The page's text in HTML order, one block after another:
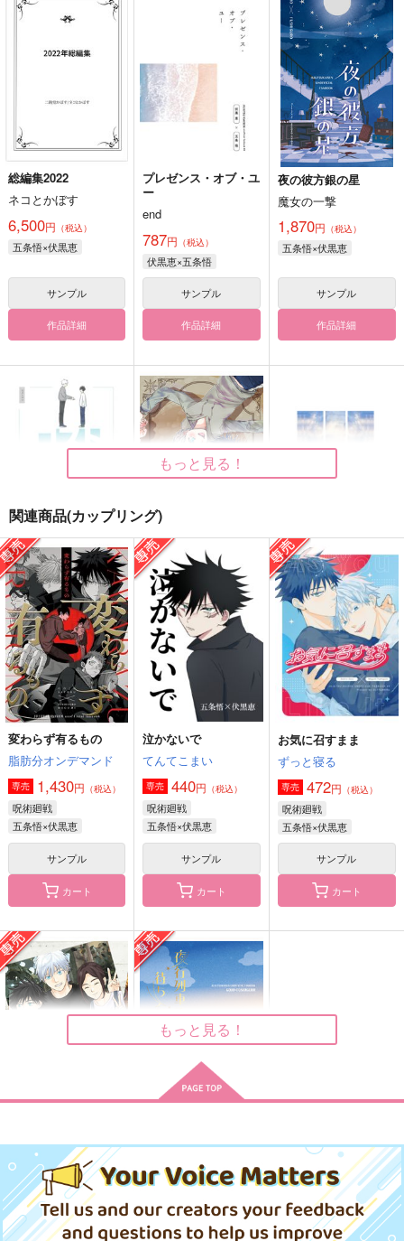
総編集2022
ネコとかぼす
6,500円 （税込）
五条悟×伏黒恵
サンプル
作品詳細
プレゼンス・オブ・ユ
ー
end
787円 （税込）
伏黒恵×五条悟
サンプル
作品詳細
夜の彼方銀の星
魔女の一撃
1,870円 （税込）
五条悟×伏黒恵
サンプル
作品詳細
ロストマン
うたたね
1,572円（税込）
五条悟×伏黒恵
サンプル
作品詳細
Cappuccino
点呼
787円（税込）
五条悟×伏黒恵
サンプル
作品詳細
希求＜再版版＞
縁
1,415円（税込）
五条悟×伏黒恵
サンプル
作品詳細
せんぱいこうはい
子供騙し。
1,572円（税込）
五条悟×伏黒恵
サンプル
邂逅—KAIKO
いつもここから
1,320円（税込）
五条悟×伏黒恵
サンプル
作品詳細
サンプル
もっと見る！
関連商品(カップリング)
変わらず有るもの
脂肪分オンデマンド
専売 1,430円 （税込）
呪術廻戦
五条悟×伏黒恵
サンプル
カート
泣かないで
てんてこまい
専売 440円 （税込）
呪術廻戦
五条悟×伏黒恵
サンプル
カート
お気に召すまま
ずっと寝る
専売 472円 （税込）
呪術廻戦
五条悟×伏黒恵
サンプル
カート
おさんぽ
専売 472円 （税込）
呪術廻戦
五条悟×伏黒恵
専売 1,650円（税込）
五条悟×伏黒恵
もっと見る！